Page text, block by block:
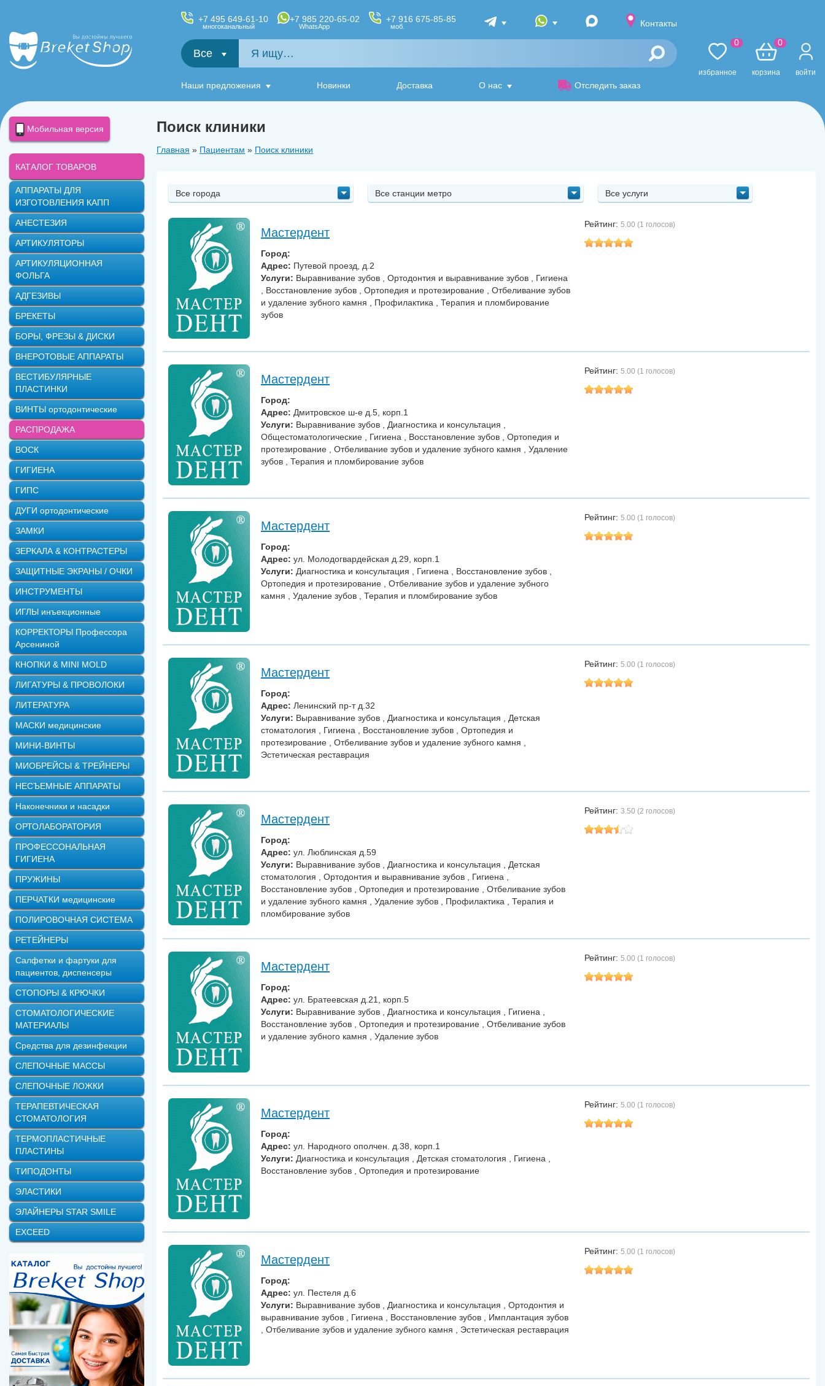
+7 495 649-61-10
многоканальный
+7 985 220-65-02
WhatsApp
+7 916 675-85-85
моб. Контакты
Все
Наши предложения Новинки Доставка О нас Отследить заказ
избранное
0
корзина
0
войти
Поиск клиники
Главная » Пациентам » Поиск клиники
Все города Все станции метро Все услуги
Мастердент
Город:
Адрес: Путевой проезд, д.2
Услуги: Выравнивание зубов , Ортодонтия и выравнивание зубов , Гигиена
, Восстановление зубов , Ортопедия и протезирование , Отбеливание зубов
и удаление зубного камня , Профилактика , Терапия и пломбирование
зубов
Рейтинг: 5.00 (1 голосов)
Мастердент
Город:
Адрес: Дмитровское ш-е д.5, корп.1
Услуги: Выравнивание зубов , Диагностика и консультация ,
Общестоматологические , Гигиена , Восстановление зубов , Ортопедия и
протезирование , Отбеливание зубов и удаление зубного камня , Удаление
зубов , Терапия и пломбирование зубов
Рейтинг: 5.00 (1 голосов)
Мастердент
Город:
Адрес: ул. Молодогвардейская д.29, корп.1
Услуги: Диагностика и консультация , Гигиена , Восстановление зубов ,
Ортопедия и протезирование , Отбеливание зубов и удаление зубного
камня , Удаление зубов , Терапия и пломбирование зубов
Рейтинг: 5.00 (1 голосов)
Мастердент
Город:
Адрес: Ленинский пр-т д.32
Услуги: Выравнивание зубов , Диагностика и консультация , Детская
стоматология , Гигиена , Восстановление зубов , Ортопедия и
протезирование , Отбеливание зубов и удаление зубного камня ,
Эстетическая реставрация
Рейтинг: 5.00 (1 голосов)
Мастердент
Город:
Адрес: ул. Люблинская д.59
Услуги: Выравнивание зубов , Диагностика и консультация , Детская
стоматология , Ортодонтия и выравнивание зубов , Гигиена ,
Восстановление зубов , Ортопедия и протезирование , Отбеливание зубов
и удаление зубного камня , Удаление зубов , Профилактика , Терапия и
пломбирование зубов
Рейтинг: 3.50 (2 голосов)
Мастердент
Город:
Адрес: ул. Братеевская д.21, корп.5
Услуги: Выравнивание зубов , Диагностика и консультация , Гигиена ,
Восстановление зубов , Ортопедия и протезирование , Отбеливание зубов
и удаление зубного камня , Удаление зубов
Рейтинг: 5.00 (1 голосов)
Мастердент
Город:
Адрес: ул. Народного ополчен. д.38, корп.1
Услуги: Диагностика и консультация , Детская стоматология , Гигиена ,
Восстановление зубов , Ортопедия и протезирование
Рейтинг: 5.00 (1 голосов)
Мастердент
Город:
Адрес: ул. Пестеля д.6
Услуги: Выравнивание зубов , Диагностика и консультация , Ортодонтия и
выравнивание зубов , Гигиена , Восстановление зубов , Имплантация зубов
, Отбеливание зубов и удаление зубного камня , Эстетическая реставрация
Рейтинг: 5.00 (1 голосов)
Мобильная версия
КАТАЛОГ ТОВАРОВ
АППАРАТЫ ДЛЯ
ИЗГОТОВЛЕНИЯ КАПП
АНЕСТЕЗИЯ
АРТИКУЛЯТОРЫ
АРТИКУЛЯЦИОННАЯ
ФОЛЬГА
АДГЕЗИВЫ
БРЕКЕТЫ
БОРЫ, ФРЕЗЫ & ДИСКИ
ВНЕРОТОВЫЕ АППАРАТЫ
ВЕСТИБУЛЯРНЫЕ
ПЛАСТИНКИ
ВИНТЫ ортодонтические
РАСПРОДАЖА
ВОСК
ГИГИЕНА
ГИПС
ДУГИ ортодонтические
ЗАМКИ
ЗЕРКАЛА & КОНТРАСТЕРЫ
ЗАЩИТНЫЕ ЭКРАНЫ / ОЧКИ
ИНСТРУМЕНТЫ
ИГЛЫ инъекционные
КОРРЕКТОРЫ Профессора
Арсениной
КНОПКИ & MINI MOLD
ЛИГАТУРЫ & ПРОВОЛОКИ
ЛИТЕРАТУРА
МАСКИ медицинские
МИНИ-ВИНТЫ
МИОБРЕЙСЫ & ТРЕЙНЕРЫ
НЕСЪЕМНЫЕ АППАРАТЫ
Наконечники и насадки
ОРТОЛАБОРАТОРИЯ
ПРОФЕССОНАЛЬНАЯ
ГИГИЕНА
ПРУЖИНЫ
ПЕРЧАТКИ медицинские
ПОЛИРОВОЧНАЯ СИСТЕМА
РЕТЕЙНЕРЫ
Салфетки и фартуки для
пациентов, диспенсеры
СТОПОРЫ & КРЮЧКИ
СТОМАТОЛОГИЧЕСКИЕ
МАТЕРИАЛЫ
Средства для дезинфекции
СЛЕПОЧНЫЕ МАССЫ
СЛЕПОЧНЫЕ ЛОЖКИ
ТЕРАПЕВТИЧЕСКАЯ
СТОМАТОЛОГИЯ
ТЕРМОПЛАСТИЧНЫЕ
ПЛАСТИНЫ
ТИПОДОНТЫ
ЭЛАСТИКИ
ЭЛАЙНЕРЫ STAR SMILE
EXCEED